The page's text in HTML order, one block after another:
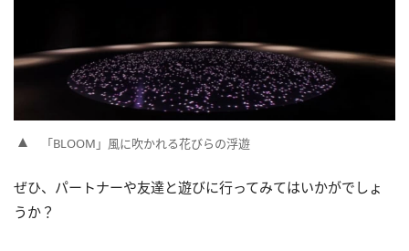
「BLOOM」風に吹かれる花びらの浮遊
ぜひ、パートナーや友達と遊びに行ってみてはいかがでしょ
うか？